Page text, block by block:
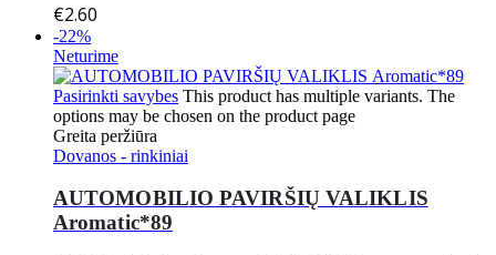
€2.60
-22%
Neturime
Pasirinkti savybes This product has multiple variants. The
options may be chosen on the product page
Greita peržiūra
Dovanos - rinkiniai
AUTOMOBILIO PAVIRŠIŲ VALIKLIS
Aromatic*89